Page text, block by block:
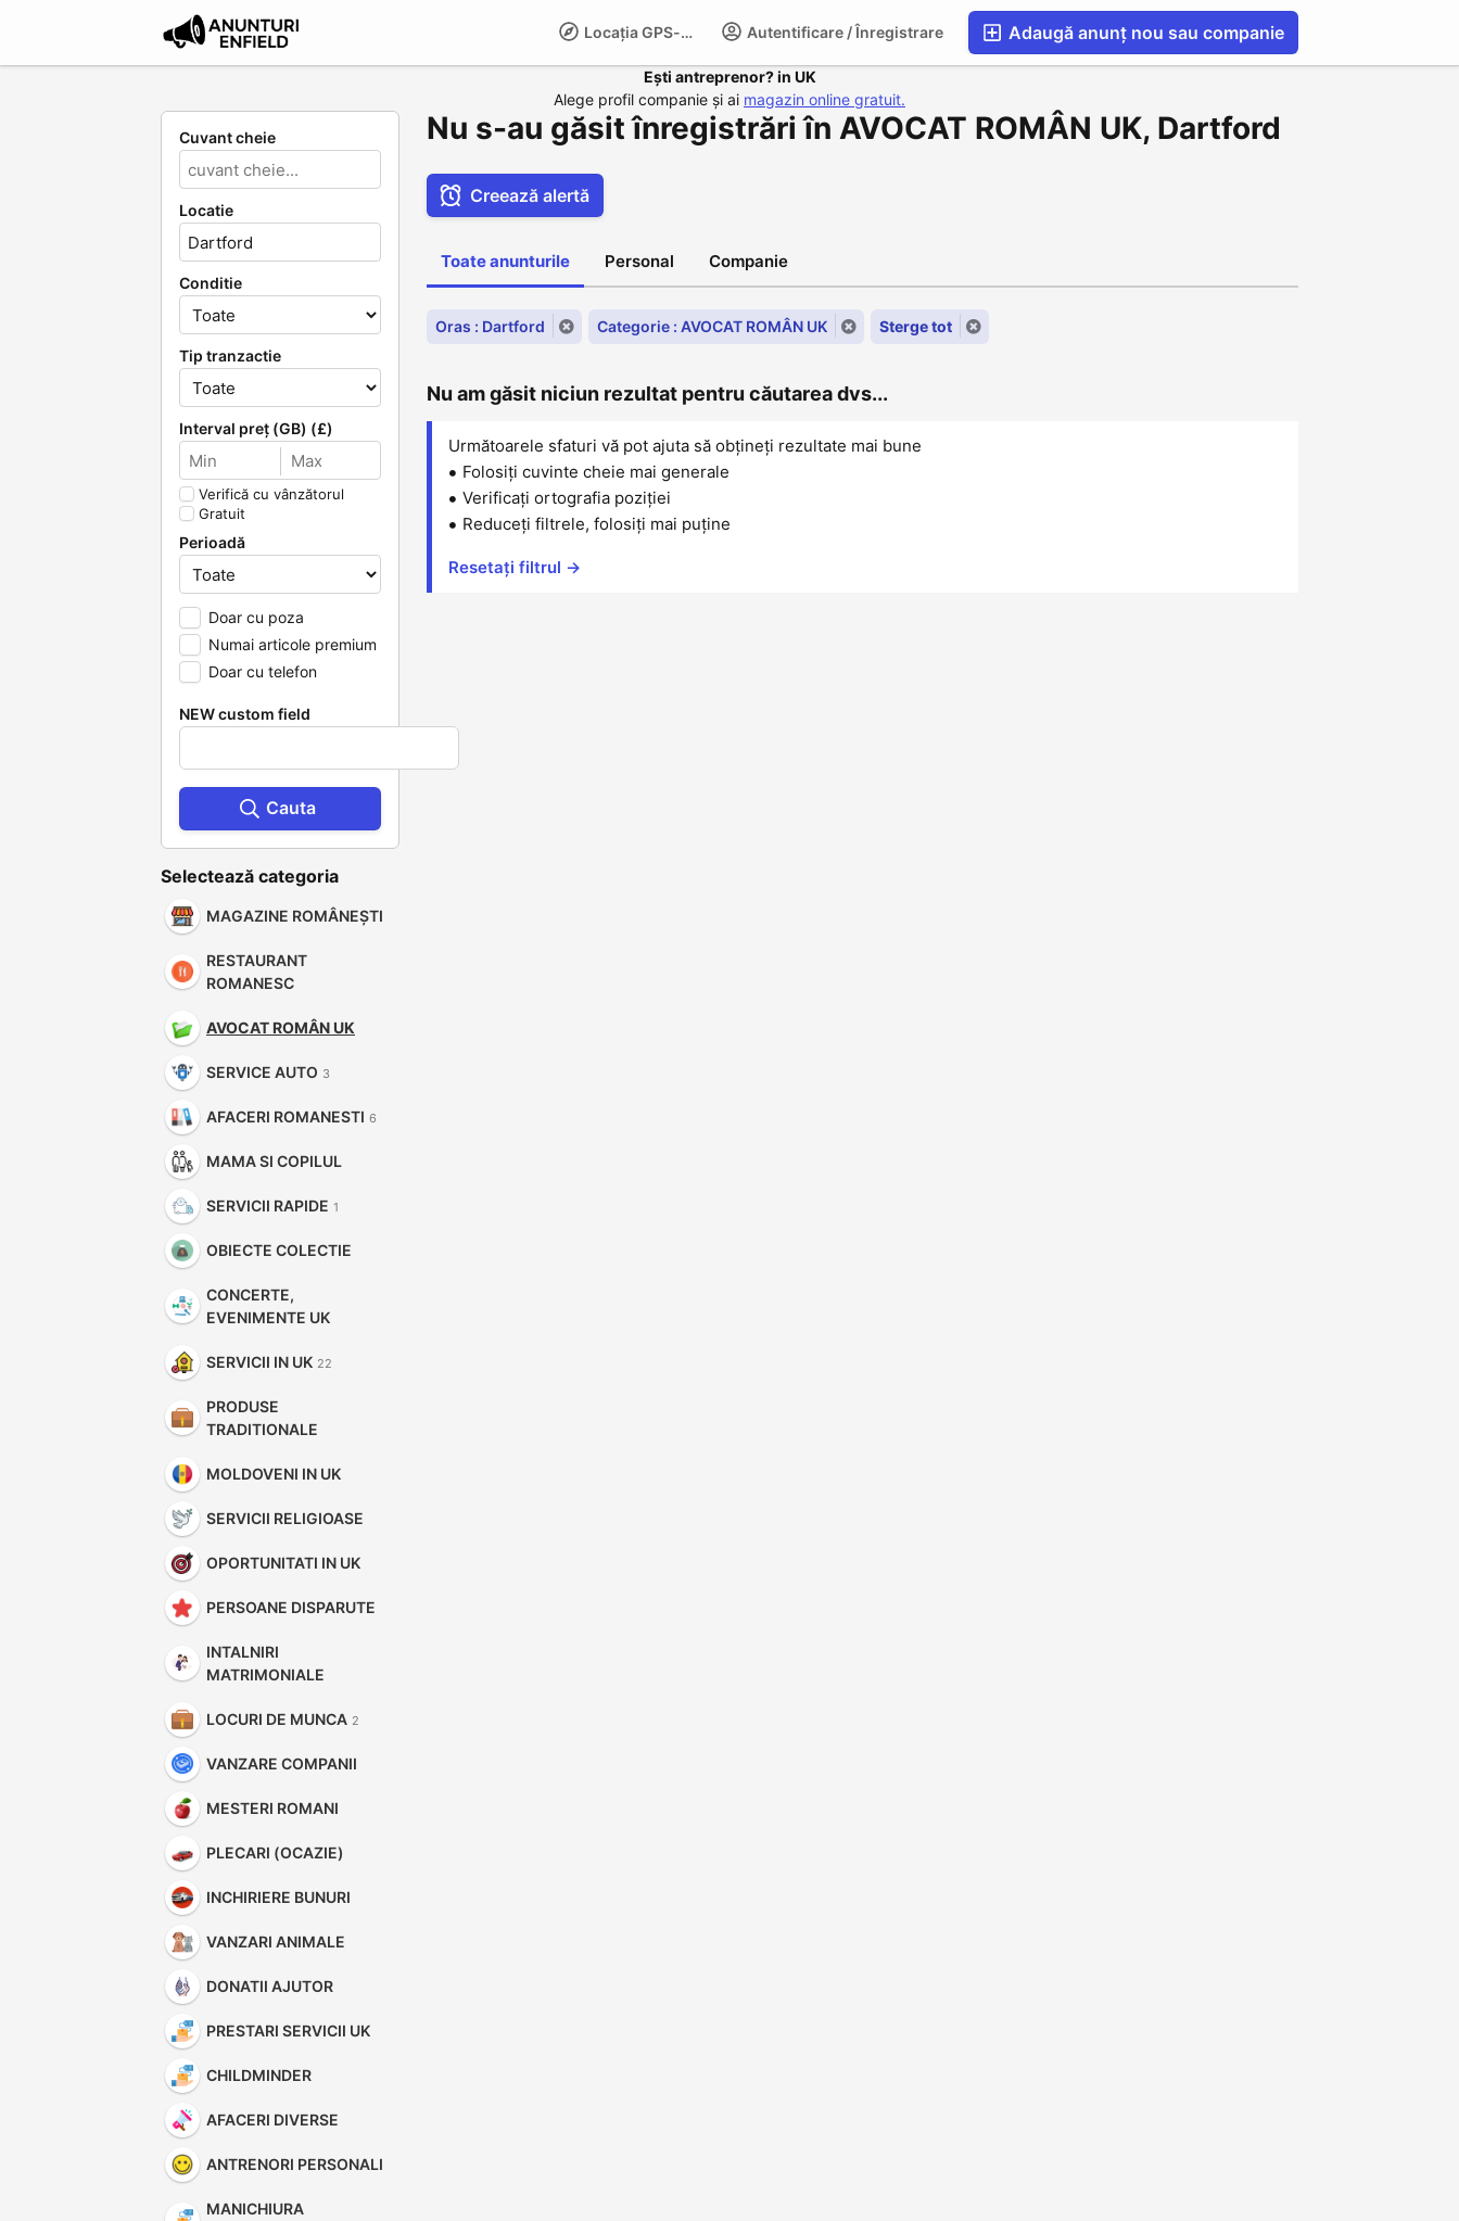
Adaugă anunț nou sau companie
Autentificare / Înregistrare
Locația GPS-LIFE
CompaniesS
Ești antreprenor? in UK
Alege profil companie și ai magazin online gratuit.
Cuvant cheie
Locatie
Conditie
Tip tranzactie
Interval preț (GB) (£)
Verifică cu vânzătorul
Gratuit
Perioadă
Doar cu poza
Numai articole premium
Doar cu telefon
NEW custom field
Cauta
Selectează categoria
MAGAZINE ROMÂNEȘTI
RESTAURANT
ROMANESC
AVOCAT ROMÂN UK
SERVICE AUTO 3
AFACERI ROMANESTI 6
MAMA SI COPILUL
SERVICII RAPIDE 1
OBIECTE COLECTIE
CONCERTE,
EVENIMENTE UK
SERVICII IN UK 22
PRODUSE
TRADITIONALE
MOLDOVENI IN UK
SERVICII RELIGIOASE
OPORTUNITATI IN UK
PERSOANE DISPARUTE
INTALNIRI
MATRIMONIALE
LOCURI DE MUNCA 2
VANZARE COMPANII
MESTERI ROMANI
PLECARI (OCAZIE)
INCHIRIERE BUNURI
VANZARI ANIMALE
DONATII AJUTOR
PRESTARI SERVICII UK
CHILDMINDER
AFACERI DIVERSE
ANTRENORI PERSONALI
MANICHIURA
Nu s-au găsit înregistrări în AVOCAT ROMÂN UK, Dartford
Creează alertă
Toate anunturile Personal Companie
Oras : Dartford Categorie : AVOCAT ROMÂN UK Sterge tot
Nu am găsit niciun rezultat pentru căutarea dvs...
Următoarele sfaturi vă pot ajuta să obțineți rezultate mai bune
Folosiți cuvinte cheie mai generale
Verificați ortografia poziției
Reduceți filtrele, folosiți mai puține
Resetați filtrul →